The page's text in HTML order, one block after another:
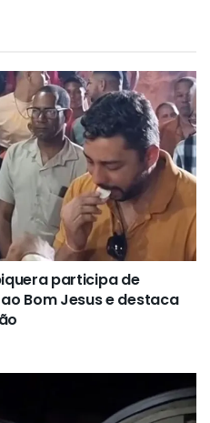
participa de
Bom Jesus e destaca